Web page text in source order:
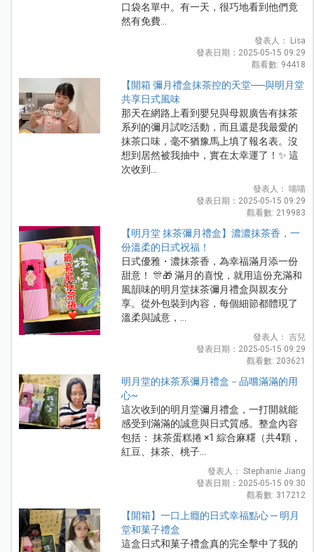
口袋名單中。有一天，很巧地看到他們竟
然有免費...
發表人： Lisa
發表日期：2025-05-15 09:29
觀看數: 94418
【開箱 彌月禮盒抹茶控的天堂──與明月堂
共享日式風味
那天在網路上看到嬰兒與母親廣告有抹茶
系列的彌月試吃活動，而且還是我最愛的
抹茶口味，毫不猶豫馬上填了報名表。沒
想到居然被我抽中，實在太幸運了！✨ 這
次收到...
發表人： 喵喵
發表日期：2025-05-15 09:29
觀看數: 219983
【明月堂 抹茶彌月禮盒】濃濃抹茶香，一
份溫柔的日式祝福！
日式優雅・濃抹茶香，為幸福滿月添一份
甜意！ 🎊🎁 滿月的喜悅，就用這份充滿和
風韻味的明月堂抹茶彌月禮盒與親友分
享。從外包裝到內容，每個細節都體現了
溫柔與誠意，...
發表人： 吉兒
發表日期：2025-05-15 09:29
觀看數: 203621
明月堂的抹茶系彌月禮盒－品嚐滿滿的用
心~
這次收到的明月堂彌月禮盒，一打開就能
感受到滿滿的誠意與日式質感。整盒內容
包括： 抹茶蛋糕捲 ×1 綜合麻糬（共4顆，
紅豆、抹茶、桃子...
發表人： Stephanie Jiang
發表日期：2025-05-15 09:30
觀看數: 317212
【開箱】一口上癮的日式幸福點心 ─ 明月
堂和菓子禮盒
這盒日式和菓子禮盒真的完全擊中了我的